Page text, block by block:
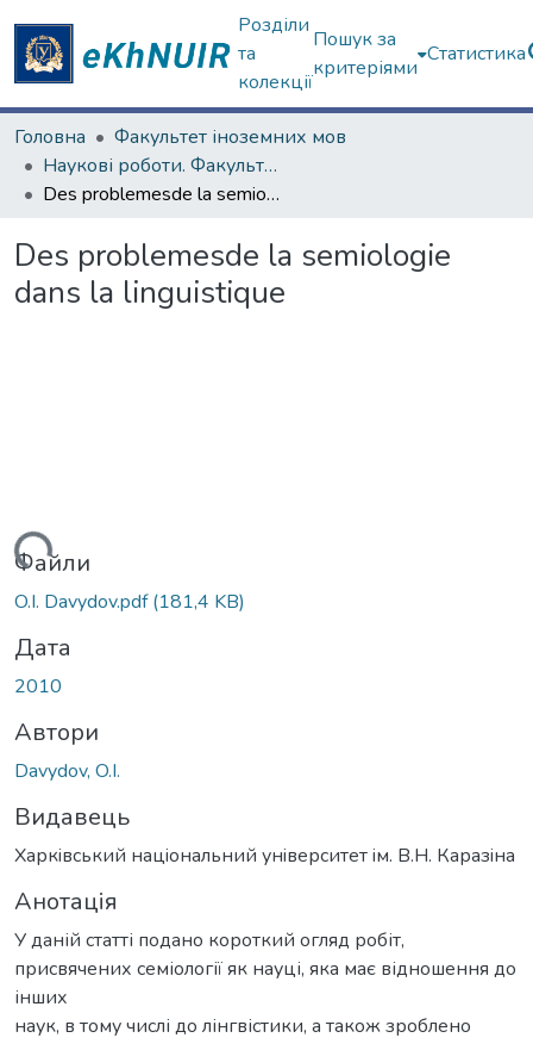
Розділи
та
колекції
Пошук за
критеріями
Статистика
Головна
Факультет іноземних мов
Наукові роботи. Факультет іноземних мов
Des problemesde la semiologie dans la linguistique
Des problemesde la semiologie
dans la linguistique
Файли
O.I. Davydov.pdf(181,4 KB)
Дата
2010
Автори
Davydov, O.I.
Видавець
Харкiвський нацiональний унiверситет iм. В.Н. Каразiна
Анотація
У даній статті подано короткий огляд робіт,
присвячених семіології як науці, яка має відношення до
інших
наук, в тому числі до лінгвістики, а також зроблено